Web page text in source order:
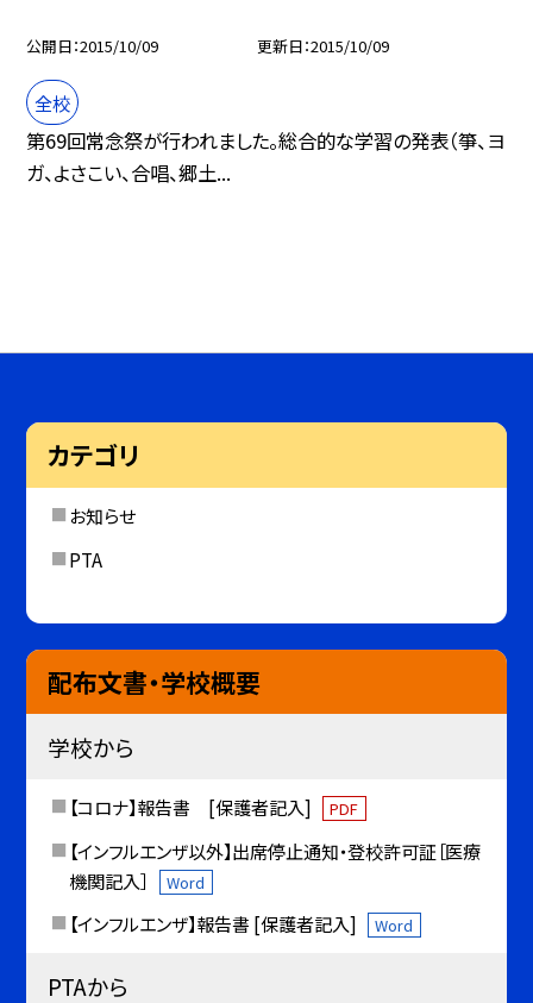
公開日 2015/10/09 更新日 2015/10/09
全校
第69回常念祭が行われました。総合的な学習の発表（箏、ヨ
ガ、よさこい、合唱、郷土...
カテゴリ
お知らせ
PTA
配布文書・学校概要
学校から
【コロナ】報告書 [保護者記入] PDF
【インフルエンザ以外】出席停止通知・登校許可証［医療
機関記入］
Word
【インフルエンザ】報告書 [保護者記入] Word
PTAから